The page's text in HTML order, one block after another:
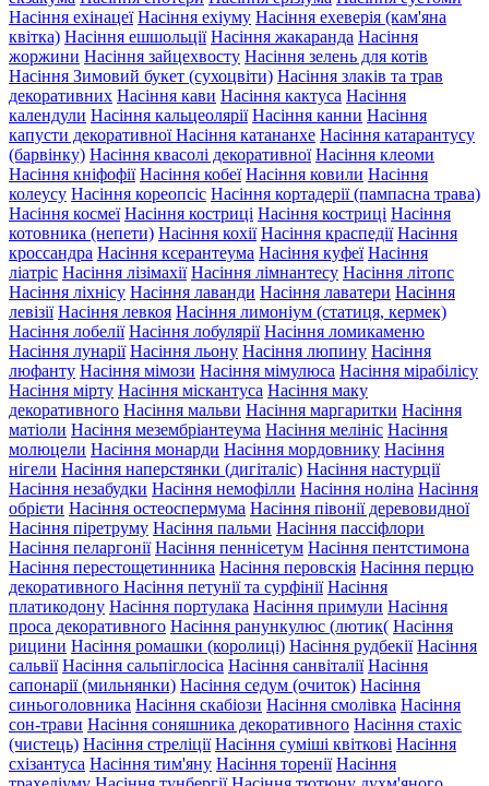
Насіння ехінацеї Насіння ехіуму Насіння ехеверія (кам'яна
квітка) Насіння ешшольції Насіння жакаранда Насіння
жоржини Насіння зайцехвосту Насіння зелень для котів
Насіння Зимовий букет (сухоцвіти) Насіння злаків та трав
декоративних Насіння кави Насіння кактуса Насіння
календули Насіння кальцеолярії Насіння канни Насіння
капусти декоративноїНасіння катананхе Насіння катарантусу
(барвінку) Насіння квасолі декоративної Насіння клеоми
Насіння кніфофії Насіння кобеї Насіння ковили Насіння
колеусу Насіння кореопсіс Насіння кортадерії (пампасна трава)
Насіння космеї Насіння костриці Насіння костриці Насіння
котовника (непети) Насіння кохії Насіння краспедії Насіння
кроссандра Насіння ксерантеума Насіння куфеї Насіння
ліатріс Насіння лізімахії Насіння лімнантесу Насіння літопс
Насіння ліхнісу Насіння лаванди Насіння лаватери Насіння
левізії Насіння левкоя Насіння лимоніум (статиця, кермек)
Насіння лобелії Насіння лобулярії Насіння ломикаменю
Насіння лунарії Насіння льону Насіння люпину Насіння
люфанту Насіння мімози Насіння мімулюса Насіння мірабілісу
Насіння мірту Насіння міскантуса Насіння маку
декоративного Насіння мальви Насіння маргаритки Насіння
матіоли Насіння мезембріантеума Насіння мелініс Насіння
молюцели Насіння монарди Насіння мордовнику Насіння
нігели Насіння наперстянки (дигіталіс) Насіння настурції
Насіння незабудки Насіння немофілли Насіння ноліна Насіння
обрієти Насіння остеоспермума Насіння півонії деревовидної
Насіння піретруму Насіння пальми Насіння пассіфлори
Насіння пеларгонії Насіння пеннісетум Насіння пентстимона
Насіння перестощетинника Насіння перовскія Насіння перцю
декоративного Насіння петунії та сурфінії Насіння
платикодону Насіння портулака Насіння примули Насіння
проса декоративного Насіння ранункулюс (лютик( Насіння
рицини Насіння ромашки (королиці) Насіння рудбекії Насіння
сальвії Насіння сальпіглосіса Насіння санвіталії Насіння
сапонарії (мильнянки) Насіння седум (очиток) Насіння
синьоголовника Насіння скабіози Насіння смолівка Насіння
сон-трави Насіння соняшника декоративного Насіння стахіс
(чистець) Насіння стреліції Насіння суміші квіткові Насіння
схізантуса Насіння тим'яну Насіння торенії Насіння